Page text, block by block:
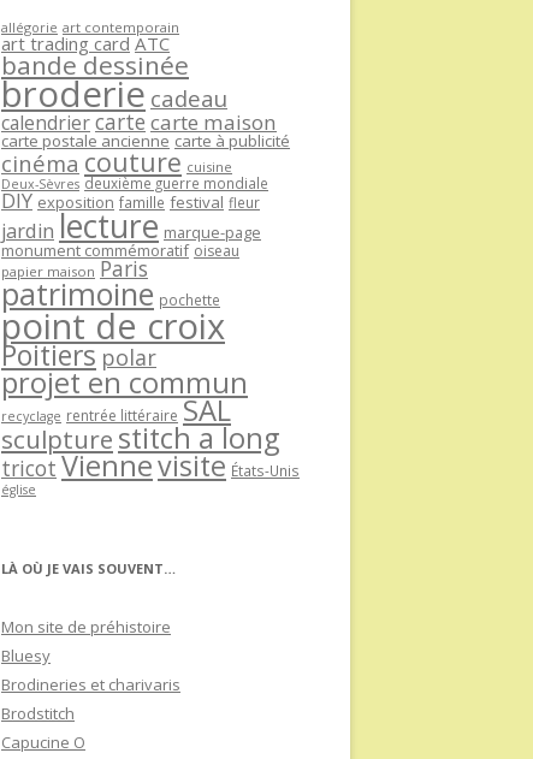
allégorie art contemporain
art trading card ATC
bande dessinée
broderie cadeau
calendriercartecarte maison
carte postale ancienne carte à publicité
cinéma couture cuisine
Deux-Sèvres deuxième guerre mondiale
DIY exposition famille festival fleur
jardin lecture marque-page
monument commémoratif oiseau
papier maison Paris
patrimoine pochette
point de croix
Poitiers polar
projet en commun
recyclage rentrée littéraire SAL
sculpture stitch a long
tricot Viennevisite États-Unis
église
LÀ OÙ JE VAIS SOUVENT…
Mon site de préhistoire
Bluesy
Brodineries et charivaris
Brodstitch
Capucine O